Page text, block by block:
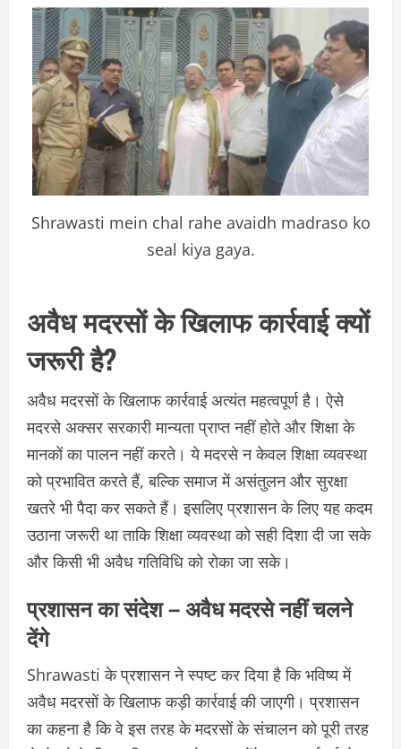
Shrawasti mein chal rahe avaidh madraso ko
seal kiya gaya.
अवैध मदरसों के खिलाफ कार्रवाई क्यों
जरूरी है?
अवैध मदरसों के खिलाफ कार्रवाई अत्यंत महत्वपूर्ण है। ऐसे
मदरसे अक्सर सरकारी मान्यता प्राप्त नहीं होते और शिक्षा के
मानकों का पालन नहीं करते। ये मदरसे न केवल शिक्षा व्यवस्था
को प्रभावित करते हैं, बल्कि समाज में असंतुलन और सुरक्षा
खतरे भी पैदा कर सकते हैं। इसलिए प्रशासन के लिए यह कदम
उठाना जरूरी था ताकि शिक्षा व्यवस्था को सही दिशा दी जा सके
और किसी भी अवैध गतिविधि को रोका जा सके।
प्रशासन का संदेश – अवैध मदरसे नहीं चलने
देंगे
Shrawasti के प्रशासन ने स्पष्ट कर दिया है कि भविष्य में
अवैध मदरसों के खिलाफ कड़ी कार्रवाई की जाएगी। प्रशासन
का कहना है कि वे इस तरह के मदरसों के संचालन को पूरी तरह